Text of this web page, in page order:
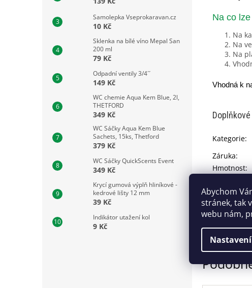
Abychom
stránek, tak
webu nám,
Nastavení
Samolepka Vseprokaravan.cz
10 Kč
Sklenka na bílé víno Mepal San
200 ml
79 Kč
Odpadní ventily 3/4´´
149 Kč
WC chemie Aqua Kem Blue, 2l,
THETFORD
349 Kč
WC Sáčky Aqua Kem Blue
Sachets, 15ks, Thetford
379 Kč
WC Sáčky QuickScents Event
349 Kč
Krycí gumová výplň hliníkové -
kedrové lišty 12 mm
39 Kč
Indikátor utažení kol
9 Kč
Na co
Na
Na
Na
Vhodná k
Kategorie:
Záruka:
Hmotnost:
Kód
produktu: